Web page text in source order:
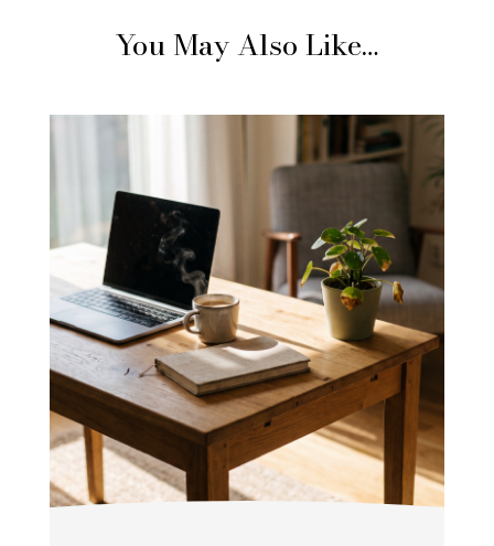
You May Also Like…